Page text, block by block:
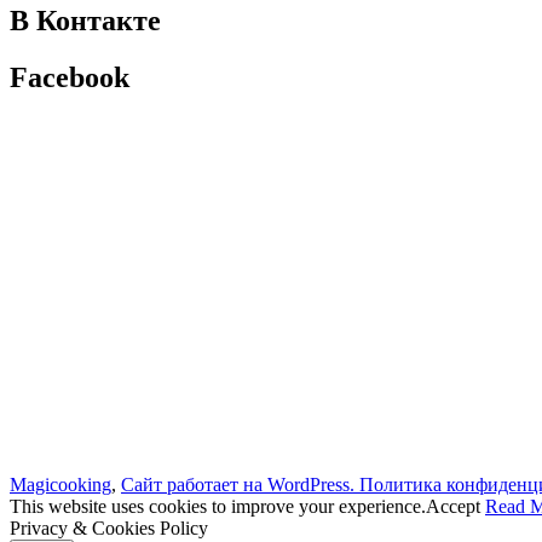
В Контакте
Facebook
Magicooking, Сайт работает на WordPress. Политика
This website uses cookies to improve your experience.Accept Read
Privacy & Cookies Policy